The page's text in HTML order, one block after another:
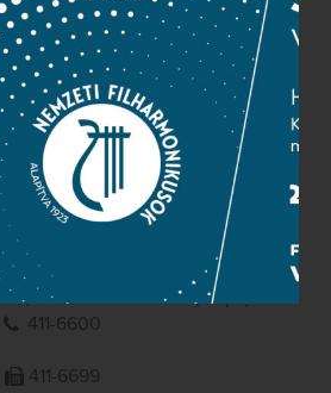
Impresszum
NEMZETI
Komor Marcell u. 1. (Müpa)
411-6600
411-6699